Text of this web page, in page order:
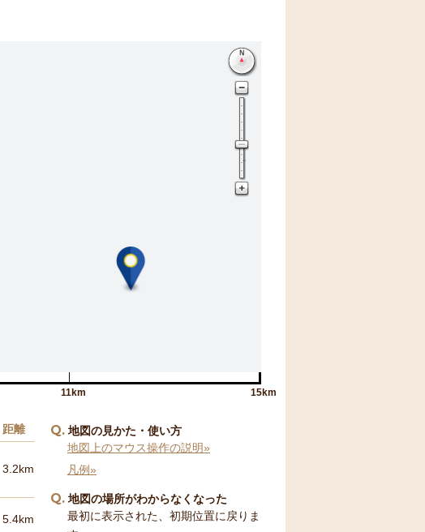
11km 15km
距離
3.2km
5.4km
Q 地図の見かた・使い方
地図上のマウス操作の説明»
凡例»
Q 地図の場所がわからなくなった
最初に表示された、初期位置に戻りま